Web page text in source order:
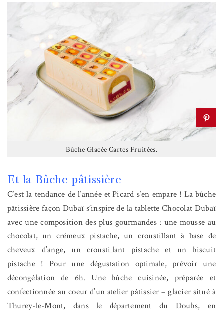
Bûche Glacée Cartes Fruitées.
Et la Bûche pâtissière
C’est la tendance de l’année et Picard s’en empare ! La bûche
pâtissière façon Dubaï s’inspire de la tablette Chocolat Dubaï
avec une composition des plus gourmandes : une mousse au
chocolat, un crémeux pistache, un croustillant à base de
cheveux d’ange, un croustillant pistache et un biscuit
pistache ! Pour une dégustation optimale, prévoir une
décongélation de 6h. Une bûche cuisinée, préparée et
confectionnée au coeur d’un atelier pâtissier – glacier situé à
Thurey-le-Mont, dans le département du Doubs, en